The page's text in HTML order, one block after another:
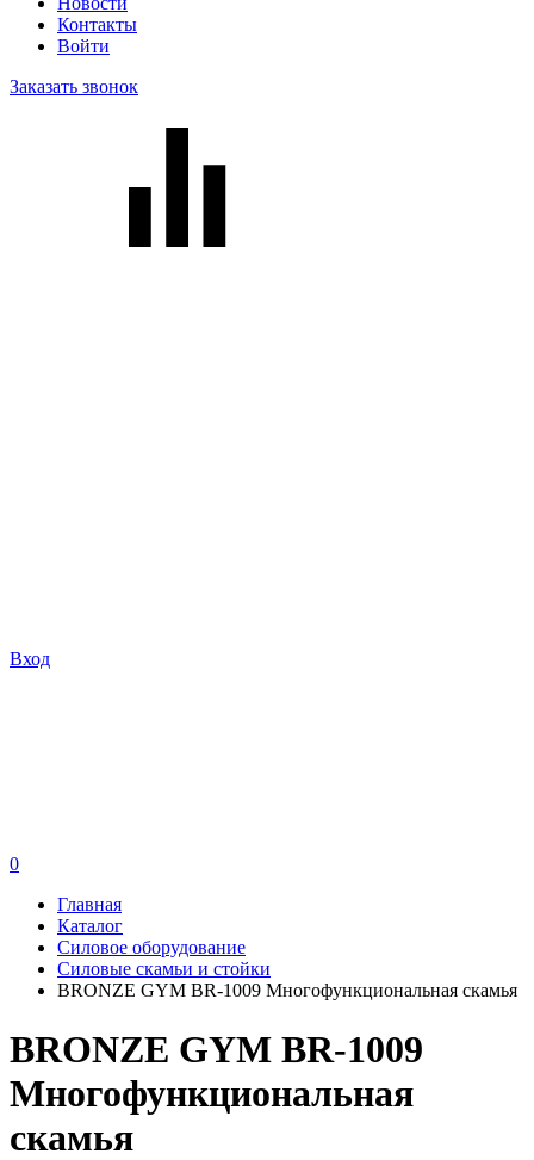
Контакты
Войти
Заказать звонок
Вход
0
Главная
Каталог
Силовое оборудование
Силовые скамьи и стойки
BRONZE GYM BR-1009 Многофункциональная скамья
BRONZE GYM BR-1009
Многофункциональная
скамья